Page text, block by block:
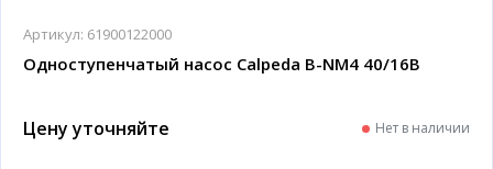
Артикул: 61900122000
Одноступенчатый насос Calpeda B-NM4 40/16B
Цену уточняйте Нет в наличии